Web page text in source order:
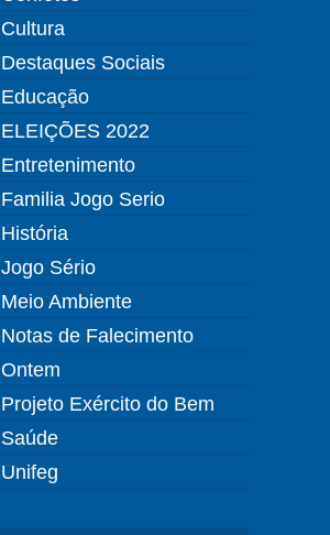
Cultura
Destaques Sociais
Educação
ELEIÇÕES 2022
Entretenimento
Familia Jogo Serio
História
Jogo Sério
Meio Ambiente
Notas de Falecimento
Ontem
Projeto Exército do Bem
Saúde
Unifeg